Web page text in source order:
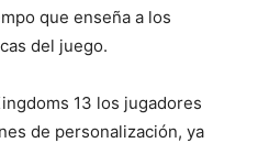
que enseña a los
del juego.
13 los jugadores
de personalización, ya